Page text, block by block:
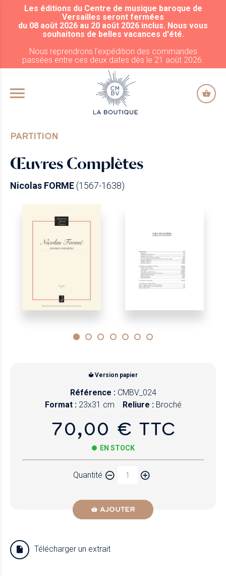
ALLER AU CONTENU PRINCIPAL
Les éditions du Centre de musique baroque de
Versailles seront fermées
du 08 août 2026 au 20 août 2026 inclus. Nous vous
souhaitons de belles vacances d'été.
Nous reprendrons l'expédition des commandes
passées entre ces deux dates dès le 21 août 2026.
PARTITION
Œuvres Complètes
Nicolas FORME(1567-1638)
Version papier
Référence : CMBV_024
Format : 23x31 cm Reliure : Broché
70,00 € TTC
EN STOCK
Quantité
AJOUTER
Télécharger un extrait